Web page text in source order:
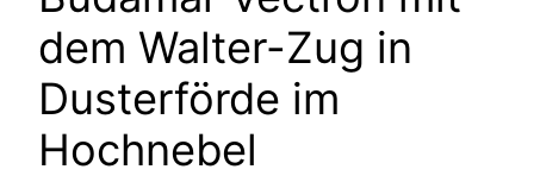
dem Walter-Zug in
Dusterförde im
Hochnebel